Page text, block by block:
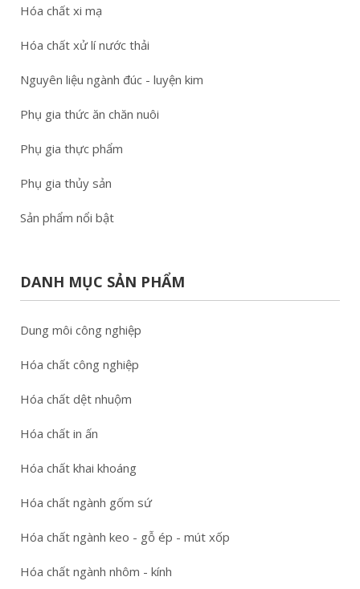
Hóa chất xi mạ
Hóa chất xử lí nước thải
Nguyên liệu ngành đúc - luyện kim
Phụ gia thức ăn chăn nuôi
Phụ gia thực phẩm
Phụ gia thủy sản
Sản phẩm nổi bật
DANH MỤC SẢN PHẨM
Dung môi công nghiệp
Hóa chất công nghiệp
Hóa chất dệt nhuộm
Hóa chất in ấn
Hóa chất khai khoáng
Hóa chất ngành gốm sứ
Hóa chất ngành keo - gỗ ép - mút xốp
Hóa chất ngành nhôm - kính